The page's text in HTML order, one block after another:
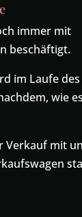
immer mit
beschäftigt.
im Laufe
wie
Verkauf mit